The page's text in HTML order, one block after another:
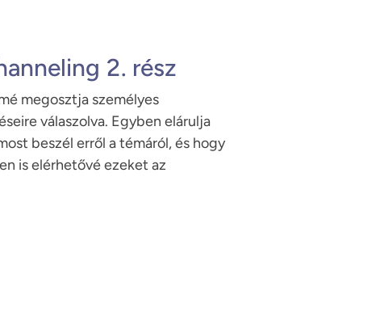
2. rész
megosztja személyes
válaszolva. Egyben elárulja
beszél erről a témáról, és hogy
is elérhetővé ezeket az